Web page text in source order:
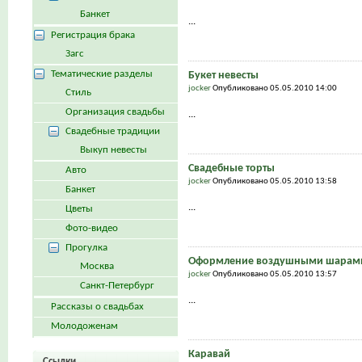
...
Букет невесты
jockerОпубликовано 05.05.2010 14:00
...
Свадебные торты
jockerОпубликовано 05.05.2010 13:58
...
Оформление воздушными
jockerОпубликовано 05.05.2010 13:57
...
Каравай
Банкет
Регистрация брака
Загс
Тематические разделы
Стиль
Организация свадьбы
Свадебные традиции
Выкуп невесты
Авто
Банкет
Цветы
Фото-видео
Прогулка
Москва
Санкт-Петербург
Рассказы о свадьбах
Молодоженам